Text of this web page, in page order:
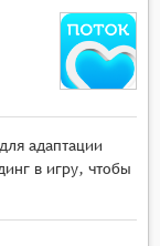
адаптации
в игру, чтобы